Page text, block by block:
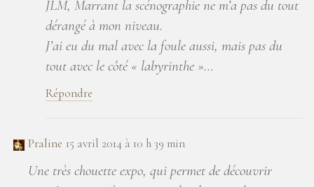
JLM, Marrant la scénographie ne m’a pas du tout
dérangé à mon niveau.
J’ai eu du mal avec la foule aussi, mais pas du
tout avec le côté « labyrinthe »…
Répondre
Praline 15 avril 2014 à 10 h 39 min
Une très chouette expo, qui permet de découvrir